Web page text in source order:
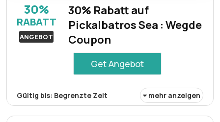
30%
RABATT
ANGEBOT
30% Rabatt auf
Pickalbatros Sea : Wegde
Coupon
Get Angebot
Gültig bis: Begrenzte Zeit mehr anzeigen